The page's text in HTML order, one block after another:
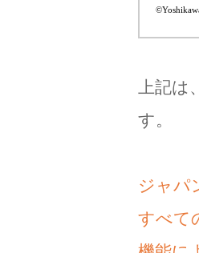
上記
す。
ジャパ
すべて